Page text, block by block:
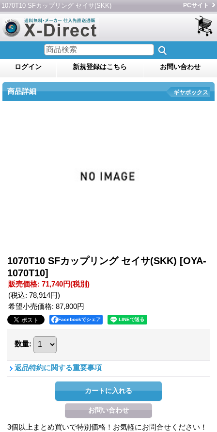
1070T10 SFカップリング セイサ(SKK) PCサイト
ログイン 新規登録はこちら お問い合わせ
商品詳細 ギヤボックス
1070T10 SFカップリング セイサ(SKK) [OYA-
1070T10]
販売価格: 71,740円(税別)
(税込: 78,914円)
希望小売価格: 87,800円
Facebookでシェア
数量:
返品特約に関する重要事項
3個以上まとめ買いで特別価格！お気軽にお問合せください！